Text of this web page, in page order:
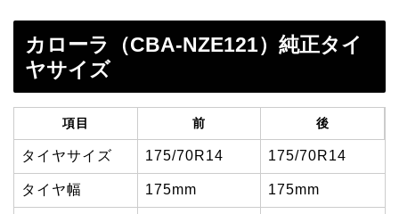
カローラ（CBA-NZE121）純正タイ
ヤサイズ
項目 前 後
タイヤサイズ 175/70R14 175/70R14
タイヤ幅 175mm 175mm